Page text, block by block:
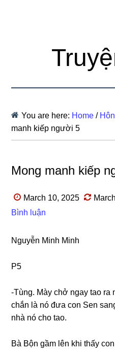
You are here: Home /
manh kiếp người 5
Mong manh kiếp
March 10, 2025
Bình luận
Nguyễn Minh Minh
P5
-Tùng. Mày chở ngay tao ra
chắn là nó đưa con Sen
nhà nó cho tao.
Bà Bộn ɡầm lên khi thấy